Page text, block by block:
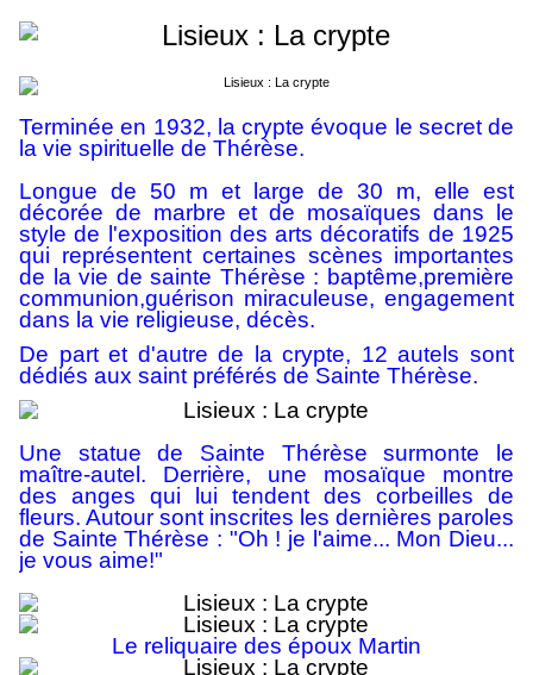
Terminée en 1932, la crypte évoque le secret de
la vie spirituelle de Thérèse.
Longue de 50 m et large de 30 m, elle est
décorée de marbre et de mosaïques dans le
style de l'exposition des arts décoratifs de 1925
qui représentent certaines scènes importantes
de la vie de sainte Thérèse : baptême,première
communion,guérison miraculeuse, engagement
dans la vie religieuse, décès.
De part et d'autre de la crypte, 12 autels sont
dédiés aux saint préférés de Sainte Thérèse.
Une statue de Sainte Thérèse surmonte le
maître-autel. Derrière, une mosaïque montre
des anges qui lui tendent des corbeilles de
fleurs. Autour sont inscrites les dernières paroles
de Sainte Thérèse : "Oh ! je l'aime... Mon Dieu...
je vous aime!"
Le reliquaire des époux Martin